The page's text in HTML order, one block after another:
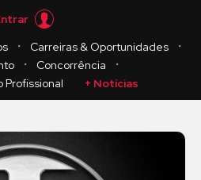
・ Carreiras & Oportunidades
・
・ Concorrência
・
Profissional
+ Notícias